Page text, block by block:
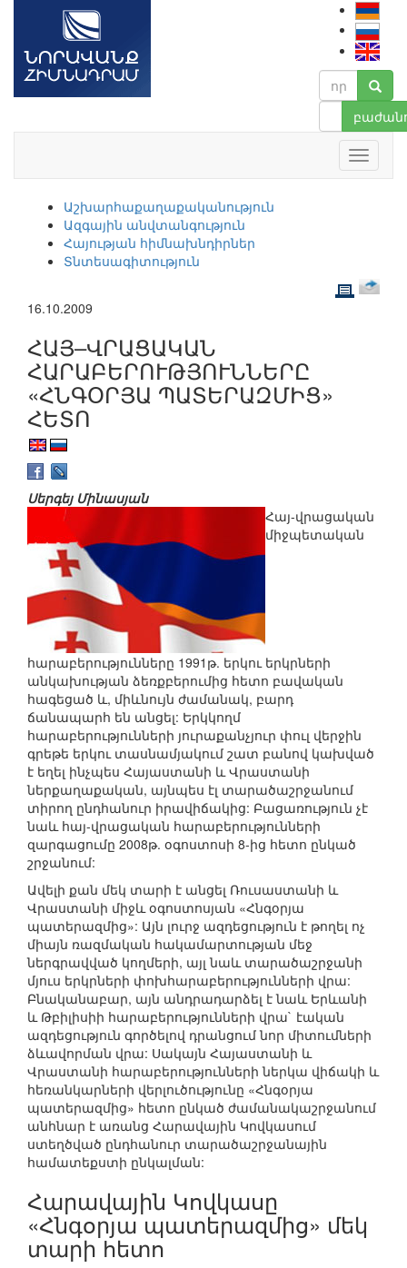
Աշխարհաքաղաքականություն
Ազգային անվտանգություն
Հայության հիմնախնդիրներ
Տնտեսագիտություն
16.10.2009
ՀԱՅ–ՎՐԱՑԱԿԱՆ
ՀԱՐԱԲԵՐՈՒԹՅՈՒՆՆԵՐԸ
«ՀՆԳՕՐՅԱ ՊԱՏԵՐԱԶՄԻՑ»
ՀԵՏՈ
Սերգեյ Մինասյան
Հայ-վրացական
միջպետական
հարաբերությունները 1991թ. երկու երկրների
անկախության ձեռքբերումից հետո բավական
հագեցած և, միևնույն ժամանակ, բարդ
ճանապարհ են անցել: Երկկողմ
հարաբերությունների յուրաքանչյուր փուլ վերջին
գրեթե երկու տասնամյակում շատ բանով կախված
է եղել ինչպես Հայաստանի և Վրաստանի
ներքաղաքական, այնպես էլ տարածաշրջանում
տիրող ընդհանուր իրավիճակից: Բացառություն չէ
նաև հայ-վրացական հարաբերությունների
զարգացումը 2008թ. օգոստոսի 8-ից հետո ընկած
շրջանում:
Ավելի քան մեկ տարի է անցել Ռուսաստանի և
Վրաստանի միջև օգոստոսյան «Հնգօրյա
պատերազմից»: Այն լուրջ ազդեցություն է թողել ոչ
միայն ռազմական հակամարտության մեջ
ներգրավված կողմերի, այլ նաև տարածաշրջանի
մյուս երկրների փոխհարաբերությունների վրա:
Բնականաբար, այն անդրադարձել է նաև Երևանի
և Թբիլիսիի հարաբերությունների վրա` էական
ազդեցություն գործելով դրանցում նոր միտումների
ձևավորման վրա: Սակայն Հայաստանի և
Վրաստանի հարաբերությունների ներկա վիճակի և
հեռանկարների վերլուծությունը «Հնգօրյա
պատերազմից» հետո ընկած ժամանակաշրջանում
անհնար է առանց Հարավային Կովկասում
ստեղծված ընդհանուր տարածաշրջանային
համատեքստի ընկալման:
Հարավային Կովկասը
«Հնգօրյա պատերազմից» մեկ
տարի հետո